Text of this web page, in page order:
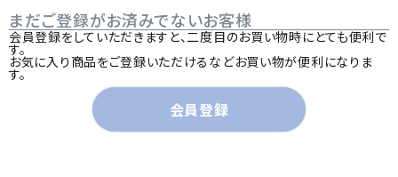
まだご登録がお済みでないお客様
会員登録をしていただきますと、二度目のお買い物時にとても便利で
す。
お気に入り商品をご登録いただけるなどお買い物が便利になりま
す。
会員登録